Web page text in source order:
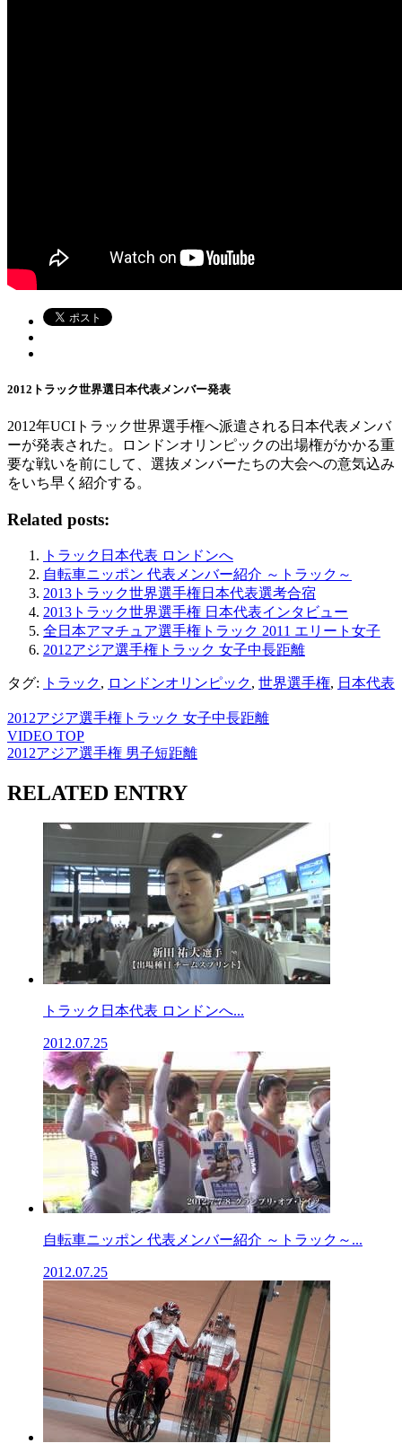
2012トラック世界選日本代表メンバー発表
2012年UCIトラック世界選手権へ派遣される日本代表メンバ
ーが発表された。ロンドンオリンピックの出場権がかかる重
要な戦いを前にして、選抜メンバーたちの大会への意気込み
をいち早く紹介する。
Related posts:
トラック日本代表 ロンドンへ
自転車ニッポン 代表メンバー紹介 ～トラック～
2013トラック世界選手権日本代表選考合宿
2013トラック世界選手権 日本代表インタビュー
全日本アマチュア選手権トラック 2011 エリート女子
2012アジア選手権トラック 女子中長距離
タグ: トラック, ロンドンオリンピック, 世界選手権, 日本代表
2012アジア選手権トラック 女子中長距離
VIDEO TOP
2012アジア選手権 男子短距離
RELATED ENTRY
トラック日本代表 ロンドンへ...
2012.07.25
自転車ニッポン 代表メンバー紹介 ～トラック～...
2012.07.25